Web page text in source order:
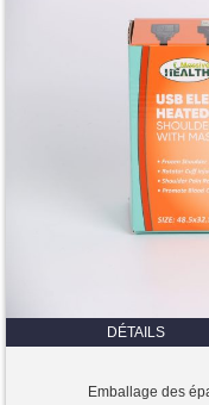
DÉTAILS
Emballage des